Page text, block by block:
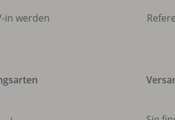
-in werden